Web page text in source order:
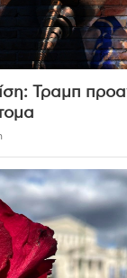
Τραμπ